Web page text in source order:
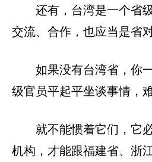
还有，台湾是一个省
交流、合作，也应当是省对
如果没有台湾省，你
级官员平起平坐谈事情，
就不能惯着它们，它
机构，才能跟福建省、